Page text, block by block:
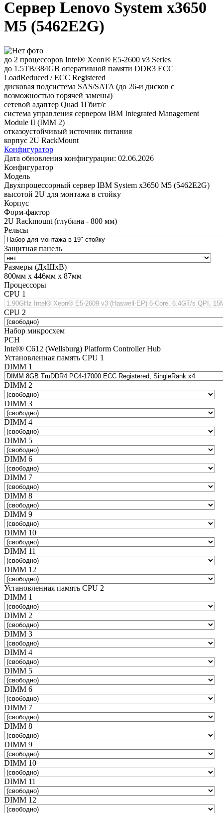
Сервер Lenovo System x3650
M5 (5462E2G)
до 2 процессоров Intel® Xeon® E5-2600 v3 Series
до 1.5TB/384GB оперативной памяти DDR3 ECC
LoadReduced / ECC Registered
дисковая подсистема SAS/SATA (до 26-и дисков с
возможностью горячей замены)
сетевой адаптер Quad 1Гбит/с
система управления сервером IBM Integrated Management
Module II (IMM 2)
отказоустойчивый источник питания
корпус 2U RackMount
Конфигуратор
Дата обновления конфигурации: 02.06.2026
Конфигуратор
Модель
Двухпроцессорный сервер IBM System x3650 M5 (5462E2G)
высотой 2U для монтажа в стойку
Корпус
Форм-фактор
2U Rackmount (глубина - 800 мм)
Рельсы
Защитная панель
Размеры (ДхШхВ)
800мм х 446мм х 87мм
Процессоры
CPU 1
CPU 2
Набор микросхем
PCH
Intel® C612 (Wellsburg) Platform Controller Hub
Установленная память CPU 1
DIMM 1
DIMM 2
DIMM 3
DIMM 4
DIMM 5
DIMM 6
DIMM 7
DIMM 8
DIMM 9
DIMM 10
DIMM 11
DIMM 12
Установленная память CPU 2
DIMM 1
DIMM 2
DIMM 3
DIMM 4
DIMM 5
DIMM 6
DIMM 7
DIMM 8
DIMM 9
DIMM 10
DIMM 11
DIMM 12